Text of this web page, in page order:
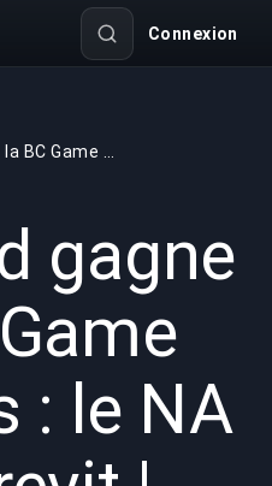
Connexion
gagne
: le NA